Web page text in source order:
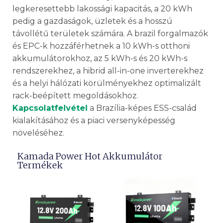
legkeresettebb lakossági kapacitás, a 20 kWh
pedig a gazdaságok, üzletek és a hosszú
távollétű területek számára. A brazil forgalmazók
és EPC-k hozzáférhetnek a 10 kWh-s otthoni
akkumulátorokhoz, az 5 kWh-s és 20 kWh-s
rendszerekhez, a hibrid all-in-one inverterekhez
és a helyi hálózati körülményekhez optimalizált
rack-beépített megoldásokhoz.
Kapcsolatfelvétel a Brazília-képes ESS-család
kialakításához és a piaci versenyképesség
növeléséhez.
Kamada Power Hot Akkumulátor
Termékek